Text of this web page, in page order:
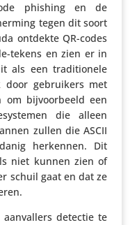
phishing en de
tegen dit soort
ontdekte QR-codes
tekens en zien er in
als een tradi­ti­o­nele
door gebrui­kers met
om bijvoor­beeld een
die alleen
zullen die ASCII
herkennen. Dit
niet kunnen zien of
schuil gaat en dat ze
aanval­lers detectie te